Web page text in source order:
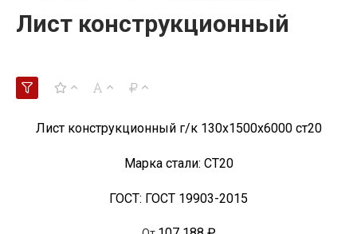
Лист конструкционный
Лист конструкционный г/к 130х1500х6000 ст20
Марка стали: СТ20
ГОСТ: ГОСТ 19903-2015